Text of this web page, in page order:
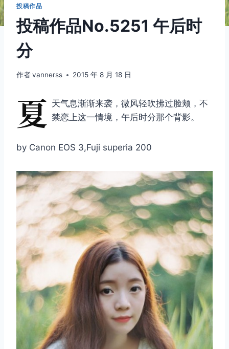
投稿作品
投稿作品No.5251 午后时
分
作者vannerss 2015 年 8 月 18 日
夏 天气息渐渐来袭，微风轻吹拂过脸颊，不
禁恋上这一情境，午后时分那个背影。
by Canon EOS 3,Fuji superia 200